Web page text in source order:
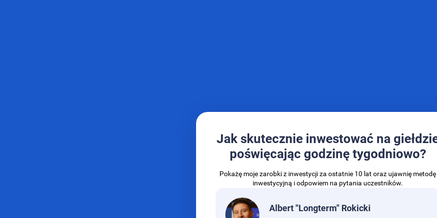
Jak skutecznie inwestować na
poświęcając godzinę tygodniowo?
Pokażę moje zarobki z inwestycji za ostatnie 10 lat oraz ujawnię metodę
inwestycyjną i odpowiem na pytania uczestników.
Albert "Longterm" Rokicki